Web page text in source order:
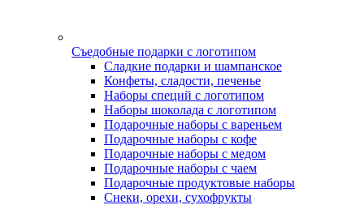
Съедобные подарки с логотипом
Сладкие подарки и шампанское
Конфеты, сладости, печенье
Наборы специй с логотипом
Наборы шоколада с логотипом
Подарочные наборы с вареньем
Подарочные наборы с кофе
Подарочные наборы с медом
Подарочные наборы с чаем
Подарочные продуктовые наборы
Снеки, орехи, сухофрукты